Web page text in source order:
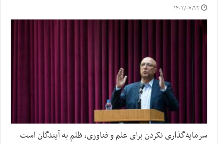
۱۴۰۲/۰۷/۲۲
سرمایه‌گذاری نکردن برای علم و فناوری، ظلم به آیندگان است